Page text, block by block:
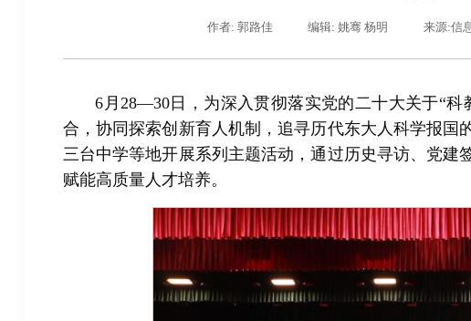
作者: 郭路佳 编辑: 姚骞 杨明 来源:信
6月28—30日，为深入贯彻落实党的二十大关于“
合，协同探索创新育人机制，追寻历代东大人科学报国
三台中学等地开展系列主题活动，通过历史寻访、党建
赋能高质量人才培养。
辽宁省卓越工程师培养联合体在东北大学成立 习近平给东北大